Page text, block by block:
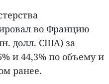
во Францию
долл. США) за
и 44,3% по объему и
ранее.